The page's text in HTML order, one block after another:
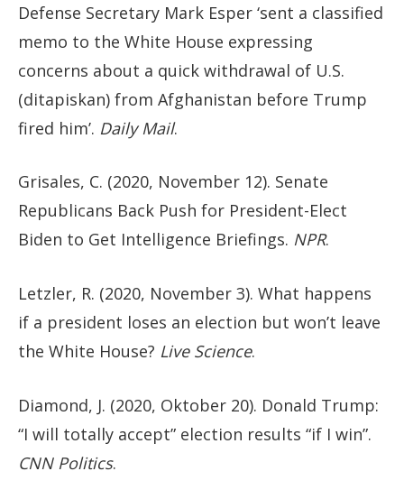
Defense Secretary Mark Esper ‘sent a classified
memo to the White House expressing
concerns about a quick withdrawal of U.S.
(ditapiskan) from Afghanistan before Trump
fired him’. Daily Mail.
Grisales, C. (2020, November 12). Senate
Republicans Back Push for President-Elect
Biden to Get Intelligence Briefings. NPR.
Letzler, R. (2020, November 3). What happens
if a president loses an election but won’t leave
the White House? Live Science.
Diamond, J. (2020, Oktober 20). Donald Trump:
“I will totally accept” election results “if I win”.
CNN Politics.